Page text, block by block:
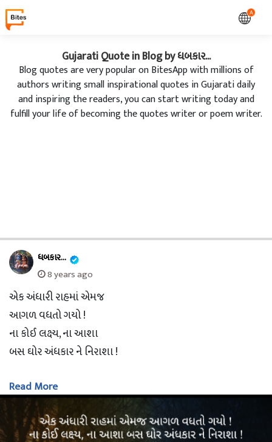
A
Gujarati Quote in Blog by ધબકાર...
Blog quotes are very popular on BitesApp with millions of
authors writing small inspirational quotes in Gujarati daily
and inspiring the readers, you can start writing today and
fulfill your life of becoming the quotes writer or poem writer.
ધબકાર...
8 years ago
એક અંધારી રાહમાં એમજ
આગળ વધતો ગયો !
ના કોઈ લક્ષ્ય, ના આશા
બસ ઘોર અંધકાર ને નિરાશા !
અંધારા એ રસ્તામાં,
આવ્યું આશાનું કિરણ !
હાથ પકડીને મારો,
Read More